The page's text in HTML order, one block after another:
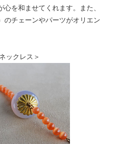
を和ませてくれます。また、
のチェーンやパーツがオリエン
ックレス＞